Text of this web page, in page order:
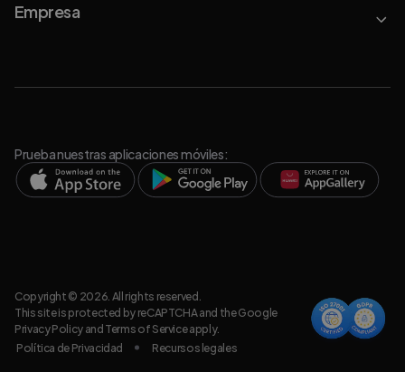
Empresa
Prueba nuestras aplicaciones móviles:
Copyright © 2026. All rights reserved.
This site is protected by reCAPTCHA and the Google
Privacy Policyand Terms of Serviceapply.
Política de Privacidad
Recursos legales